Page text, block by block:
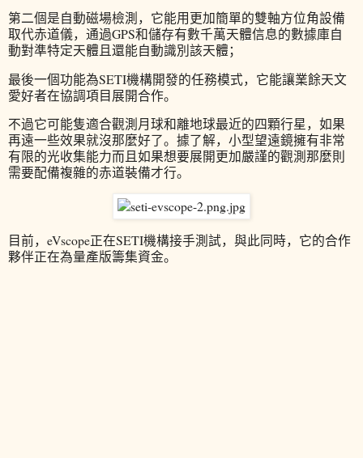
第二個是自動磁場檢測，它能用更加簡單的雙軸方位角設備
取代赤道儀，通過GPS和儲存有數千萬天體信息的數據庫自
動對準特定天體且還能自動識別該天體；
最後一個功能為SETI機構開發的任務模式，它能讓業餘天文
愛好者在協調項目展開合作。
不過它可能隻適合觀測月球和離地球最近的四顆行星，如果
再遠一些效果就沒那麼好了。據了解，小型望遠鏡擁有非常
有限的光收集能力而且如果想要展開更加嚴謹的觀測那麼則
需要配備複雜的赤道裝備才行。
目前，eVscope正在SETI機構接手測試，與此同時，它的合作
夥伴正在為量產版籌集資金。